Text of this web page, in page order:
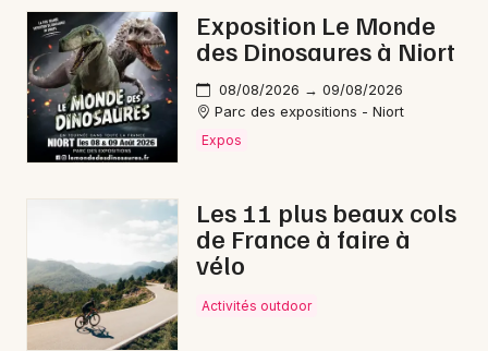
Sports
Soirées
Sorties famille
Sorties & loisirs
Montagne en Midi-Pyrénées
Montagne en Occitanie
Paris
Strasbourg
Toulouse
Toutes les villes
Exposition Le Monde
des Dinosaures à Niort
08/08/2026 → 09/08/2026
Parc des expositions - Niort
Expos
Les 11 plus beaux cols
de France à faire à
vélo
Activités outdoor